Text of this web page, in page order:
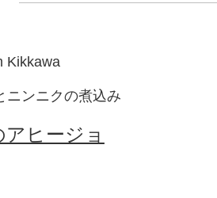
Kikkawa
ニンニクの煮込み
ヒージョ